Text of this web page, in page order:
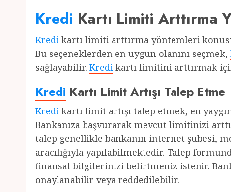
Kredi Kartı Limiti Arttırma
Kredi kartı limiti arttırma yöntemleri
Bu seçeneklerden en uygun olanını seçmek,
sağlayabilir. Kredi kartı limitini arttırmak
Kredi Kartı Limit Artışı Talep Etme
Kredi kartı limit artışı talep etmek, en
Bankanıza başvurarak mevcut limitinizi
talep genellikle bankanın internet şubesi,
aracılığıyla yapılabilmektedir. Talep
finansal bilgilerinizi belirtmeniz istenir.
onaylanabilir veya reddedilebilir.